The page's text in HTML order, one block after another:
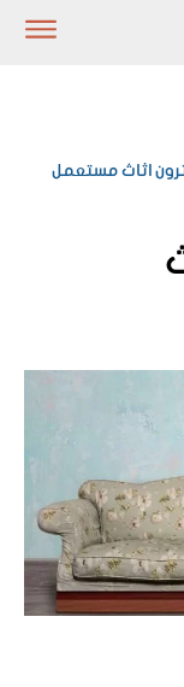
اثاث مستعمل